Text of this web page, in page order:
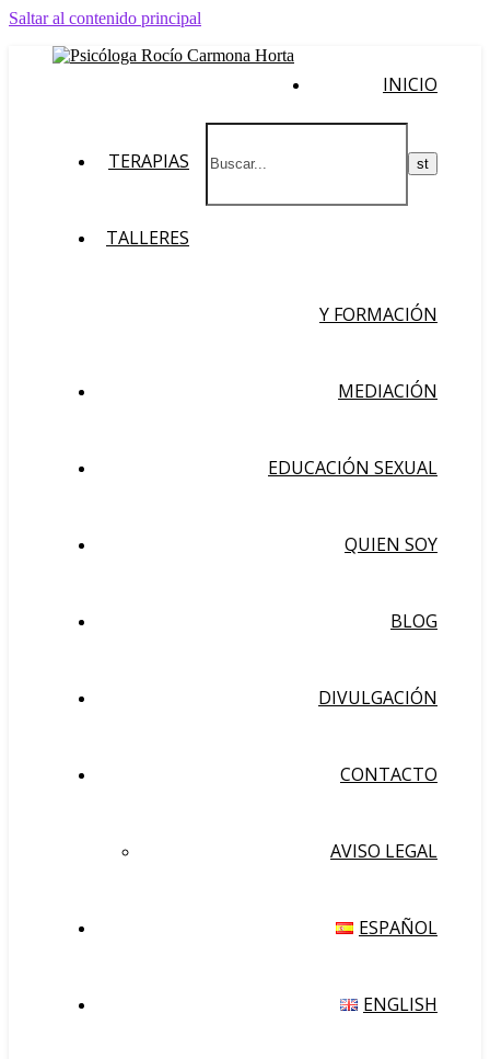
Saltar al contenido principal
INICIO
TERAPIAS
TALLERES
Y FORMACIÓN
MEDIACIÓN
EDUCACIÓN SEXUAL
QUIEN SOY
BLOG
DIVULGACIÓN
CONTACTO
AVISO LEGAL
ESPAÑOL
ENGLISH